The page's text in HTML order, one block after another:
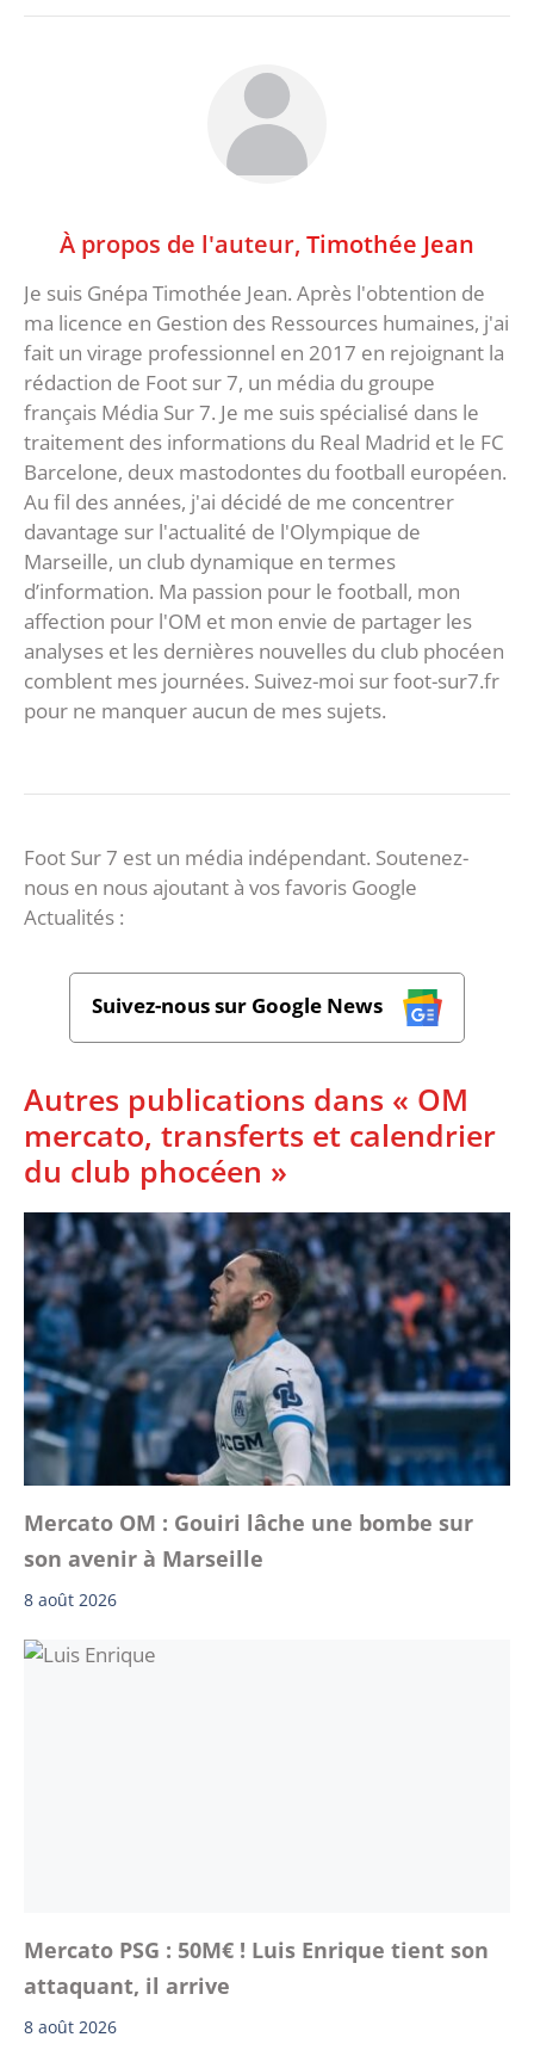
À propos de l'auteur, Timothée Jean
Je suis Gnépa Timothée Jean. Après l'obtention de
ma licence en Gestion des Ressources humaines, j'ai
fait un virage professionnel en 2017 en rejoignant la
rédaction de Foot sur 7, un média du groupe
français Média Sur 7. Je me suis spécialisé dans le
traitement des informations du Real Madrid et le FC
Barcelone, deux mastodontes du football européen.
Au fil des années, j'ai décidé de me concentrer
davantage sur l'actualité de l'Olympique de
Marseille, un club dynamique en termes
d’information. Ma passion pour le football, mon
affection pour l'OM et mon envie de partager les
analyses et les dernières nouvelles du club phocéen
comblent mes journées. Suivez-moi sur foot-sur7.fr
pour ne manquer aucun de mes sujets.
Foot Sur 7 est un média indépendant. Soutenez-
nous en nous ajoutant à vos favoris Google
Actualités :
Suivez-nous sur Google News
Autres publications dans « OM
mercato, transferts et calendrier
du club phocéen »
Mercato OM : Gouiri lâche une bombe sur
son avenir à Marseille
8 août 2026
Mercato PSG : 50M€ ! Luis Enrique tient son
attaquant, il arrive
8 août 2026